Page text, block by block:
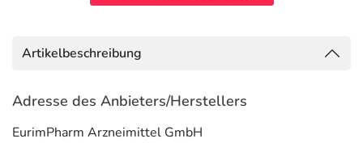
Artikelbeschreibung
Adresse des Anbieters/Herstellers
EurimPharm Arzneimittel GmbH